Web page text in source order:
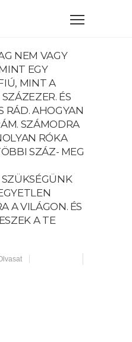
NEM VAGY
EGY
MINT A
ÉS
RÁD. AHOGYAN
SZÁMODRA
RÓKA
SZÁZ- MEG
A VILÁGON. ÉS
A TE